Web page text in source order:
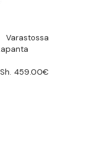
Varastossa
Sh. 459.00€